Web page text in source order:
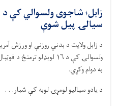
سیالۍ پیل شوې
د زابل ولایت د بدني روزنې او ورزش
ولسوالۍ کې د ١٦ لوبډلو
به دوام وکړي.
د یادو سیالیو لومړۍ لوبه کې شبار. . .